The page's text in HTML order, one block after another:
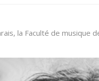
la Faculté de musique